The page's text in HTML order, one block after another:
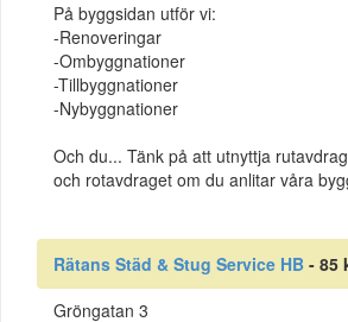
På byggsidan utför vi:
-Renoveringar
-Ombyggnationer
-Tillbyggnationer
-Nybyggnationer
Och du... Tänk på att utnyttja
och rotavdraget om du anlitar våra
Rätans Städ & Stug Service HB - 85
Gröngatan 3